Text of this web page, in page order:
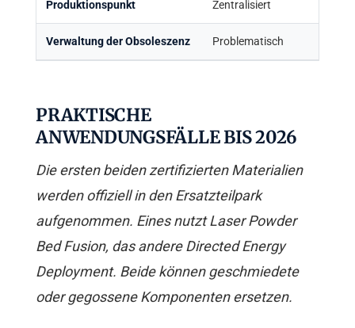
Produktionspunkt Zentralisiert
Verwaltung der Obsoleszenz Problematisch
PRAKTISCHE
ANWENDUNGSFÄLLE BIS 2026
Die ersten beiden zertifizierten Materialien
werden offiziell in den Ersatzteilpark
aufgenommen. Eines nutzt Laser Powder
Bed Fusion, das andere Directed Energy
Deployment. Beide können geschmiedete
oder gegossene Komponenten ersetzen.